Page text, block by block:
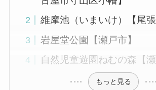
維摩池（いまいけ）【尾張
岩屋堂公園【瀬戸市】
自然児童遊園ねむの森【瀬
もっと見る